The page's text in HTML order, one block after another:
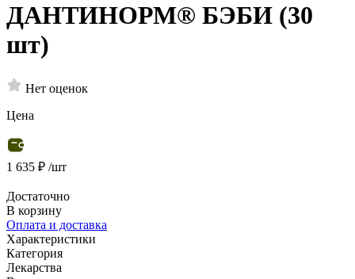
ДАНТИНОРМ® БЭБИ (30
шт)
Нет оценок
Цена
1 635 ₽ /шт
Достаточно
В корзину
Оплата и доставка
Характеристики
Категория
Лекарства